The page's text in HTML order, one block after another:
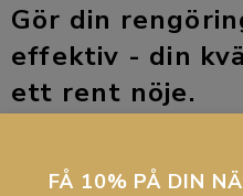
Gör din
effektiv - din
ett rent nöje.
FÅ 10% PÅ DIN